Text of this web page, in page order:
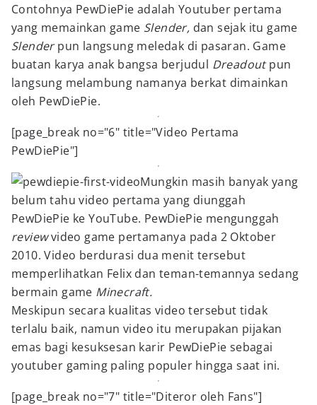
Contohnya PewDiePie adalah Youtuber pertama
yang memainkan game Slender, dan sejak itu game
Slenderpun langsung meledak di pasaran. Game
buatan karya anak bangsa berjudul Dreadoutpun
langsung melambung namanya berkat dimainkan
oleh PewDiePie.
[page_break no="6" title="Video Pertama
PewDiePie"]
Mungkin masih banyak yang
belum tahu video pertama yang diunggah
PewDiePie ke YouTube. PewDiePie mengunggah
reviewvideo game pertamanya pada 2 Oktober
2010. Video berdurasi dua menit tersebut
memperlihatkan Felix dan teman-temannya sedang
bermain game Minecraft.
Meskipun secara kualitas video tersebut tidak
terlalu baik, namun video itu merupakan pijakan
emas bagi kesuksesan karir PewDiePie sebagai
youtuber gaming paling populer hingga saat ini.
[page_break no="7" title="Diteror oleh Fans"]